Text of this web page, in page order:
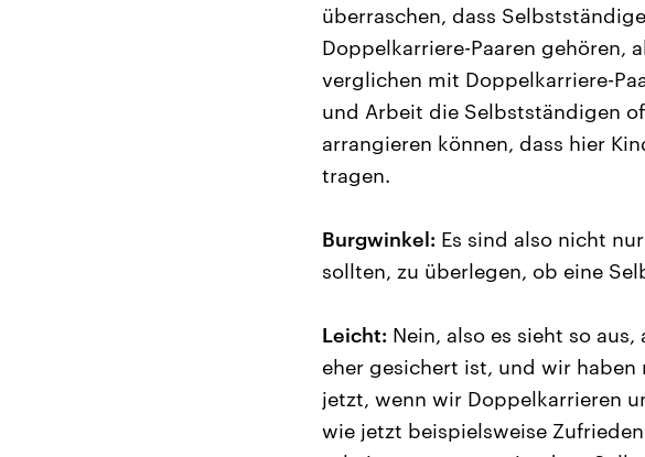
überraschen, dass
Doppelkarriere-Paaren gehören,
verglichen mit Doppelkarriere-
und Arbeit die Selbstständigen
arrangieren können, dass hier
tragen.
Burgwinkel: Es sind also nicht
sollten, zu überlegen, ob eine
Leicht: Nein, also es sieht so
eher gesichert ist, und wir
jetzt, wenn wir Doppelkarrieren
wie jetzt beispielsweise